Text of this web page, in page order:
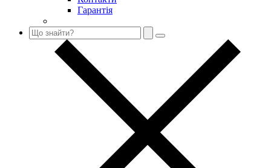
Гарантія